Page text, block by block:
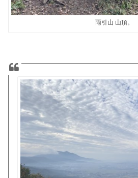
雨引山 山頂。